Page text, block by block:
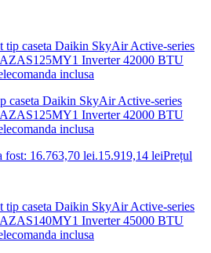
caseta Daikin SkyAir Active-series
Inverter 42000 BTU
inclusa
fost: 16.763,70 lei.15.919,14 leiPrețul